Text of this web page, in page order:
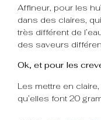
Affineur, pour les
dans des claires,
très différent de
des saveurs
Ok, et pour les
Les mettre en
qu’elles font 20